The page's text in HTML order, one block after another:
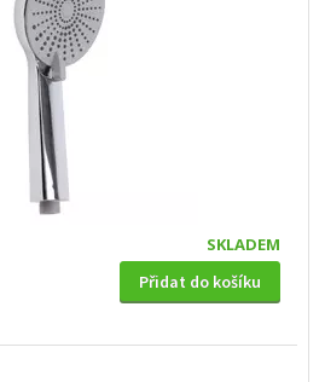
SKLADEM
Přidat do košíku